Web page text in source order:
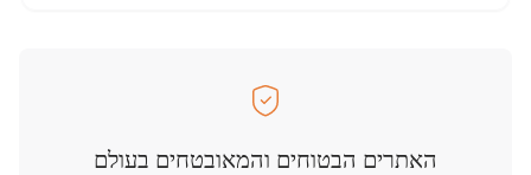
האתרים הבטוחים והמאובטחים בעולם